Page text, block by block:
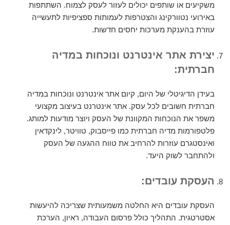
משקיעים או שותפים יכולים לעזור לעסק לצמוח. השתתפות
באירועי נטוורקינג והצטרפות לעמותות ספציפיות לתעשייה
עוזרת בהענקת מערכות יחסים חדשות.
יצירת אתר אינטרנט ונוכחות במדיה
חברתית:
בעידן הדיגיטלי של היום, קיום אתר אינטרנט ונוכחות במדיה
חברתית חשובים לכל עסק. אתר אינטרנט בעיצוב מקצועי
משפר את הנוכחות המקוונת של העסק ויוצר מודעות למותג.
פלטפורמות מדיה חברתית כמו פייסבוק, טוויטר, לינקדאין
ואינסטגרם עוזרות להרחיב את טווח ההגעה של העסק
ולהתחבר לשוק היעד.
העסקת עובדים:
העסקת עובדים היא החלטה משמעותית שצריכה להיעשות
אסטרטגית. התהליך כולל פרסום העבודה, ראיון, הערכת